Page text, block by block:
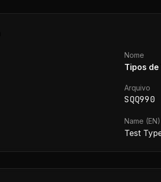
Nome
Tipos
Arquivo
SQQ990
Name (EN)
Test